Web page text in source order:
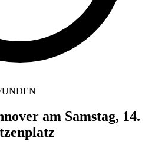
am Samstag, 14.